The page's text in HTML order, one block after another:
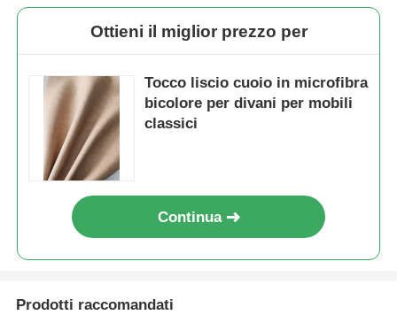
Ottieni il miglior prezzo per
Tocco liscio cuoio in microfibra
bicolore per divani per mobili
classici
Continua
Prodotti raccomandati